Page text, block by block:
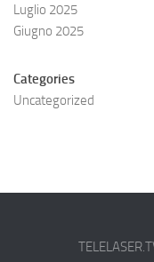
Luglio 2025
Giugno 2025
Categories
Uncategorized